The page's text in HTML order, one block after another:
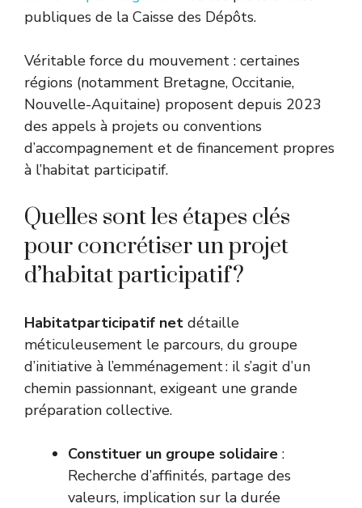
publiques de la Caisse des Dépôts.
Véritable force du mouvement : certaines
régions (notamment Bretagne, Occitanie,
Nouvelle-Aquitaine) proposent depuis 2023
des appels à projets ou conventions
d’accompagnement et de financement propres
à l’habitat participatif.
Quelles sont les étapes clés
pour concrétiser un projet
d’habitat participatif ?
Habitatparticipatif net détaille
méticuleusement le parcours, du groupe
d’initiative à l’emménagement : il s’agit d’un
chemin passionnant, exigeant une grande
préparation collective.
Constituer un groupe solidaire :
Recherche d’affinités, partage des
valeurs, implication sur la durée